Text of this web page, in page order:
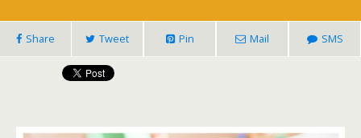
Share Tweet Pin Mail SMS